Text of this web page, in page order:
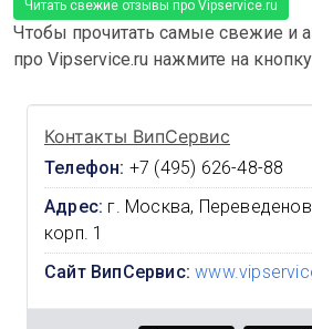
Читать свежие отзывы про Vipservice.ru
Чтобы прочитать самые свежие и
про Vipservice.ru нажмите на
Контакты ВипСервис
Телефон: +7 (495) 626-48-88
Адрес: г. Москва,
корп. 1
Сайт ВипСервис: